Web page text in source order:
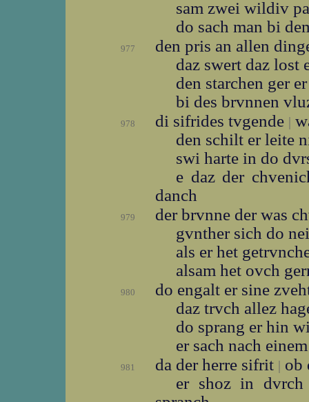
sam zwei wildiv
do sach man bi
977
den pris an allen
daz swert daz lost
den starchen ger
bi des brvnnen
978 di sifrides tvgende |
den schilt er leite
swi harte in do
e daz der
danch
979
der brvnne der was
gvnther sich do
als er het
alsam het ovch
980
do engalt er sine
daz trvch allez
do sprang er hin
er sach nach
981 da der herre sifrit | ob
er shoz in